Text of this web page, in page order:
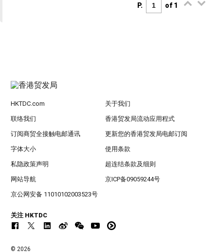
P. of 1
HKTDC.com 关于我们
联络我们 香港贸发局流动应用程式
订阅商贸全接触电邮通讯 更新您的香港贸发局电邮订阅
字体大小 使用条款
私隐政策声明 超连结条款及细则
网站导航 京ICP备09059244号
京公网安备 11010102003523号
关注 HKTDC
© 2026